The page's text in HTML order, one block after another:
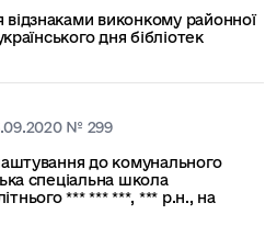
виконкому районної
дня бібліотек
№ 299
до комунального
спеціальна школа
*** *** ***, *** р.н., на